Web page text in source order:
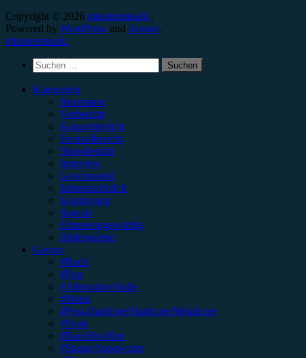
Copyright © 2026 minutenmusik..
Powered by WordPress und Arouse.
minutenmusik.
Suchen
nach:
Kategorien
Rezension
Vorbericht
Konzertbericht
Festivalbericht
Showbericht
Interview
Gewinnspiel
Jahresrückblick
Kommentar
Special
Erinnerungswürdig
Bildergalerie
Genres
#Rock
#Pop
#Alternative/Indie
#Metal
#Post-Hardcore/Hardcore/Metalcore
#Punk
#Rap/Hip-Hop
#Singer/Songwriter